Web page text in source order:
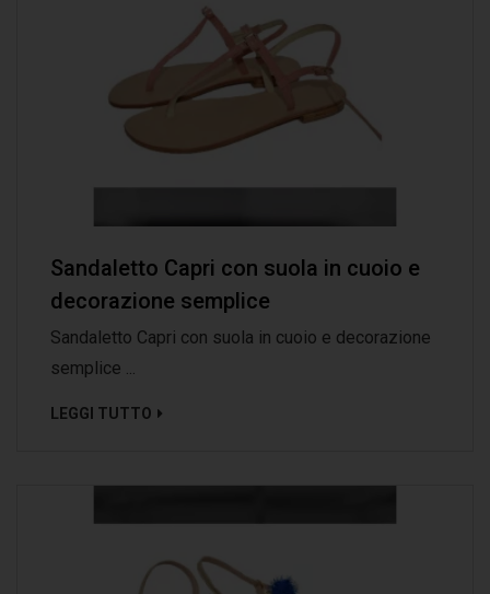
Sandaletto Capri con suola in cuoio e
decorazione semplice
Sandaletto Capri con suola in cuoio e decorazione
semplice ...
LEGGI TUTTO